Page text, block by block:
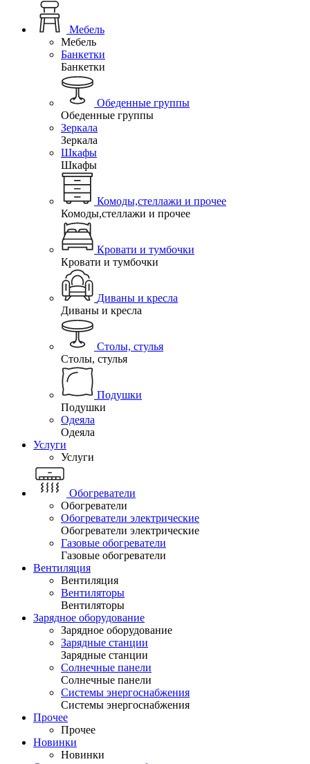
Мебель
Мебель
Банкетки
Банкетки
Обеденные группы
Обеденные группы
Зеркала
Зеркала
Шкафы
Шкафы
Комоды,стеллажи и прочее
Комоды,стеллажи и прочее
Кровати и тумбочки
Кровати и тумбочки
Диваны и кресла
Диваны и кресла
Столы, стулья
Столы, стулья
Подушки
Подушки
Одеяла
Одеяла
Услуги
Услуги
Обогреватели
Обогреватели
Обогреватели электрические
Обогреватели электрические
Газовые обогреватели
Газовые обогреватели
Вентиляция
Вентиляция
Вентиляторы
Вентиляторы
Зарядное оборудование
Зарядное оборудование
Зарядные станции
Зарядные станции
Солнечные панели
Солнечные панели
Системы энергоснабжения
Системы энергоснабжения
Прочее
Прочее
Новинки
Новинки